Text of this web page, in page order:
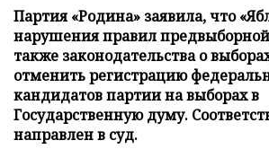
Партия «Родина» заявила, что
нарушения правил
также законодательства о
отменить регистрацию
кандидатов партии на выборах в
Государственную думу.
направлен в суд.